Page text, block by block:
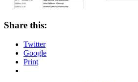
Share this:
Twitter
Google
Print